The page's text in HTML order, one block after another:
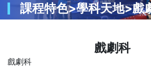
課程特色>學科天地>戲
戲劇科
戲劇科